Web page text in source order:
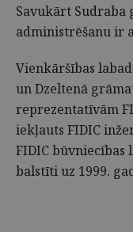
Savukārt
administrēšanu ir
Vienkāršības
un Dzeltenā
reprezentatīvām
iekļauts FIDIC
FIDIC būvniecības
balstīti uz 1999.